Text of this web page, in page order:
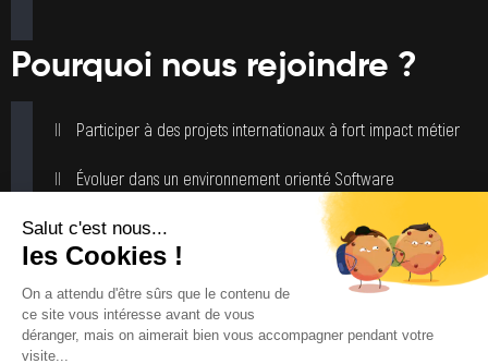
Pourquoi nous rejoindre ?
Participer à des projets internationaux à fort impact métier
Évoluer dans un environnement orienté Software
Travailler dans des équipes autonomes et responsabilisées
Monter en compétence via la pratique (Kata, code reviews,
échanges techniques réguliers)